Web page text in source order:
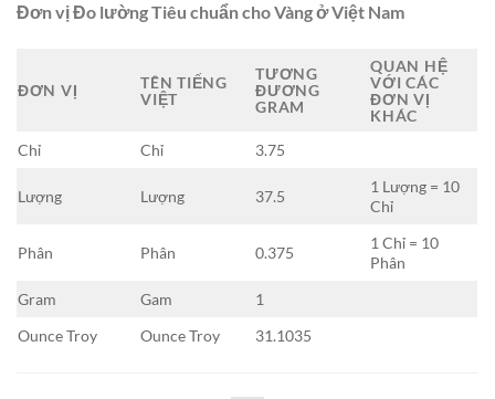
Đơn vị Đo lường Tiêu chuẩn cho Vàng ở Việt Nam
ĐƠN VỊ
TÊN TIẾNG
VIỆT
TƯƠNG
ĐƯƠNG
GRAM
QUAN HỆ
VỚI CÁC
ĐƠN VỊ
KHÁC
Chỉ
Chỉ 3.75
Lượng Lượng 37.5
1 Lượng = 10
Chỉ
Phân Phân 0.375
1 Chỉ = 10
Phân
Gram
Gam
1
Ounce Troy
Ounce Troy 31.1035